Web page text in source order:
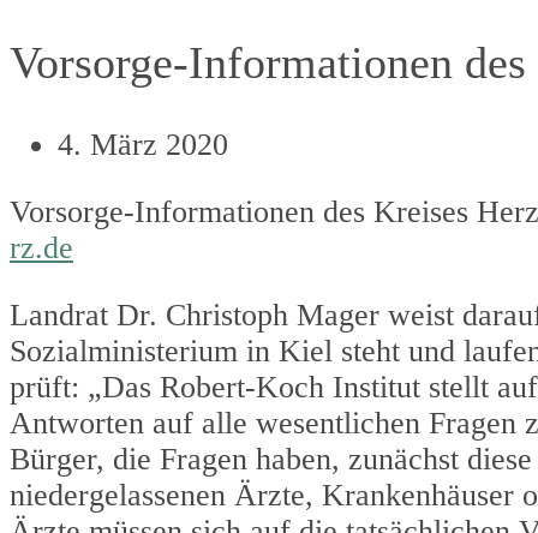
Vorsorge-Informationen
4. März 2020
Vorsorge-Informationen des Kreises
rz.de
Landrat Dr. Christoph Mager weist
Sozialministerium in Kiel steht und
prüft: „Das Robert-Koch Institut stellt
Antworten auf alle wesentlichen Fragen
Bürger, die Fragen haben, zunächst
niedergelassenen Ärzte, Krankenhäuser